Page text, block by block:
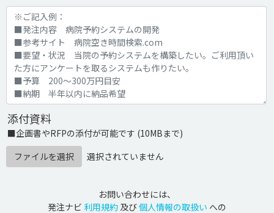
添付資料
■企画書やRFPの添付が可能です (10MBまで)
ファイルを選択
選択されていません
お問い合わせには、
発注ナビ 利用規約 及び個人情報の取扱い への